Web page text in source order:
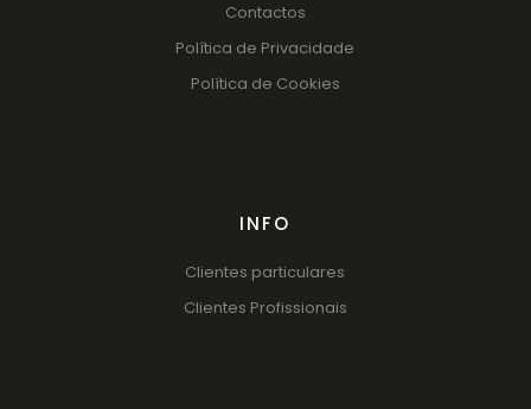
Contactos
Política de Privacidade
Política de Cookies
INFO
Clientes particulares
Clientes Profissionais